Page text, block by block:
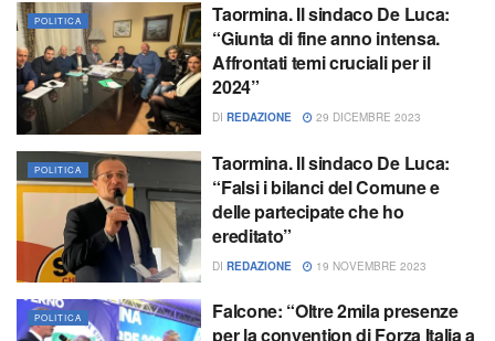
POLITICA
Taormina. Il sindaco De Luca:
“Giunta di fine anno intensa.
Affrontati temi cruciali per il
2024”
DI REDAZIONE 29 DICEMBRE 2023
POLITICA
Taormina. Il sindaco De Luca:
“Falsi i bilanci del Comune e
delle partecipate che ho
ereditato”
DI REDAZIONE 19 NOVEMBRE 2023
POLITICA
Falcone: “Oltre 2mila presenze
per la convention di Forza Italia a